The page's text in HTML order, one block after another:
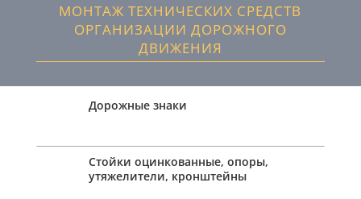
МОНТАЖ ТЕХНИЧЕСКИХ СРЕДСТВ
ОРГАНИЗАЦИИ ДОРОЖНОГО
ДВИЖЕНИЯ
Дорожные знаки
Стойки оцинкованные, опоры,
утяжелители, кронштейны